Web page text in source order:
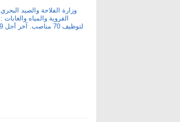
وزارة الفلاحة والصيد البحري
القروية والمياه والغابات